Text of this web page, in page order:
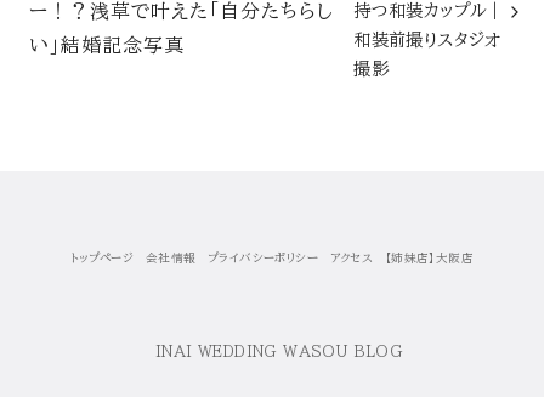
ー！？浅草で叶えた「自分たちらし
い」結婚記念写真
トップページ 会社情報 プライバシーポリシー アクセス 【姉妹店】大阪店